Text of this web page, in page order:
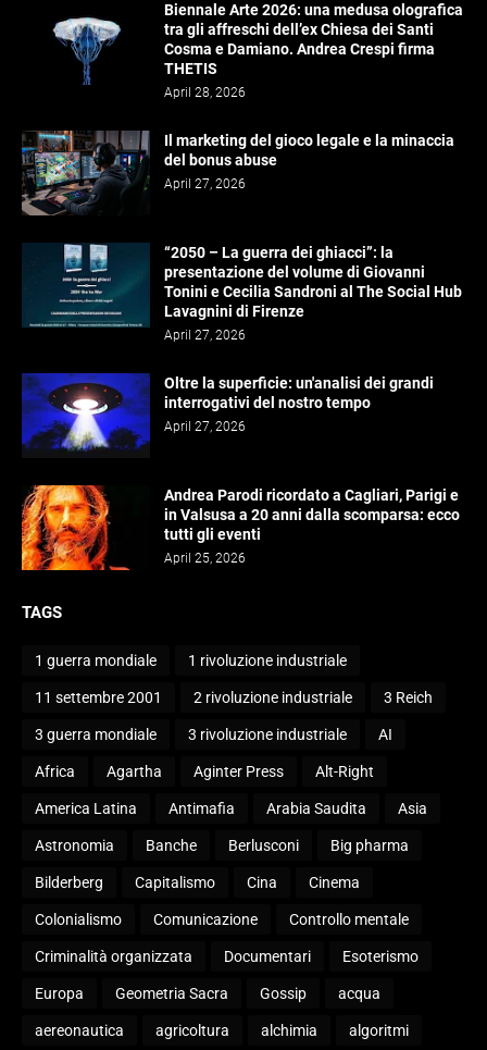
Biennale Arte 2026: una medusa olografica
tra gli affreschi dell’ex Chiesa dei Santi
Cosma e Damiano. Andrea Crespi firma
THETIS
April 28, 2026
Il marketing del gioco legale e la minaccia
del bonus abuse
April 27, 2026
“2050 – La guerra dei ghiacci”: la
presentazione del volume di Giovanni
Tonini e Cecilia Sandroni al The Social Hub
Lavagnini di Firenze
April 27, 2026
Oltre la superficie: un'analisi dei grandi
interrogativi del nostro tempo
April 27, 2026
Andrea Parodi ricordato a Cagliari, Parigi e
in Valsusa a 20 anni dalla scomparsa: ecco
tutti gli eventi
April 25, 2026
TAGS
1 guerra mondiale 1 rivoluzione industriale
11 settembre 2001 2 rivoluzione industriale 3 Reich
3 guerra mondiale 3 rivoluzione industriale AI
Africa Agartha Aginter Press Alt-Right
America Latina Antimafia Arabia Saudita Asia
Astronomia Banche Berlusconi Big pharma
Bilderberg Capitalismo Cina Cinema
Colonialismo Comunicazione Controllo mentale
Criminalità organizzata Documentari Esoterismo
Europa Geometria Sacra Gossip acqua
aereonautica agricoltura alchimia algoritmi